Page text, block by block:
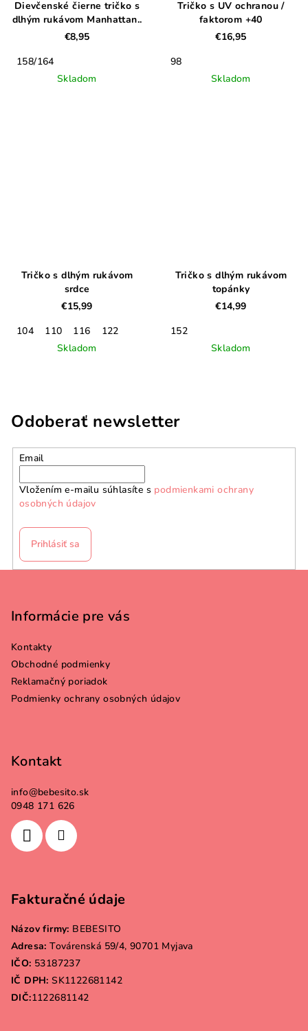
Dievčenské čierne tričko s
dlhým rukávom Manhattan..
€8,95
158/164
Skladom
Tričko s UV ochranou /
faktorom +40
€16,95
98
Skladom
Tričko s dlhým rukávom
srdce
€15,99
104
110 116
122
Skladom
Tričko s dlhým rukávom
topánky
€14,99
152
Skladom
Odoberať newsletter
Email
Vložením e-mailu súhlasíte s podmienkami ochrany
osobných údajov
Prihlásiť sa
Informácie pre vás
Kontakty
Obchodné podmienky
Reklamačný poriadok
Podmienky ochrany osobných údajov
Kontakt
info@bebesito.sk
0948 171 626
Fakturačné údaje
Názov firmy: BEBESITO
Adresa: Továrenská 59/4, 90701 Myjava
IČO: 53187237
IČ DPH: SK1122681142
DIČ:1122681142